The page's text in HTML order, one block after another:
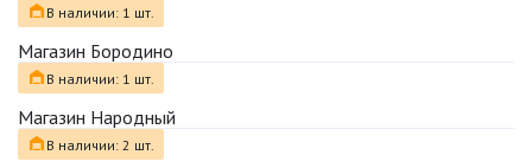
В наличии: 1 шт.
Магазин Бородино
В наличии: 1 шт.
Магазин Народный
В наличии: 2 шт.